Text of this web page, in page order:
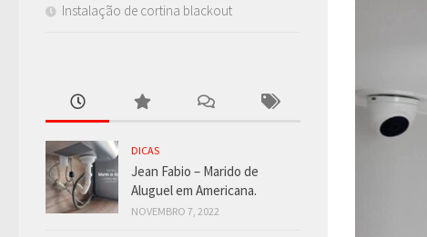
Instalação de cortina blackout
DICAS
Jean Fabio – Marido de
Aluguel em Americana.
NOVEMBRO 7, 2022